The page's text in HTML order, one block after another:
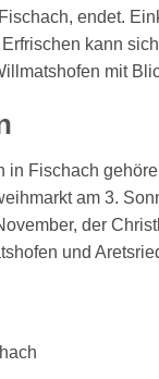
endet.
kann
mit
in Fischach
am 3.
der
und